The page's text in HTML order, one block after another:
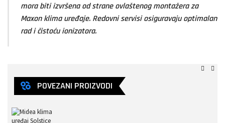
mora biti izvršena od strane ovlaštenog montažera za
Maxon klima uređaje. Redovni servisi osiguravaju optimalan
rad i čistoću ionizatora.
POVEZANI PROIZVODI